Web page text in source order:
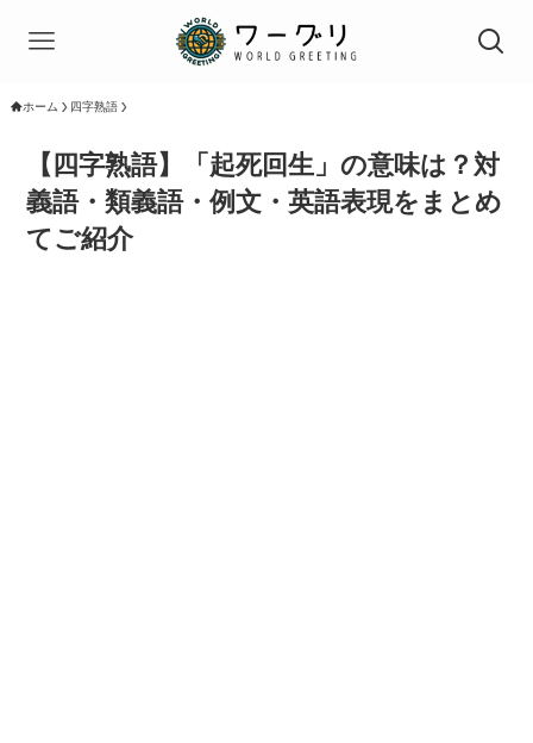
ホーム 四字熟語
【四字熟語】「起死回生」の意味は？対
義語・類義語・例文・英語表現をまとめ
てご紹介